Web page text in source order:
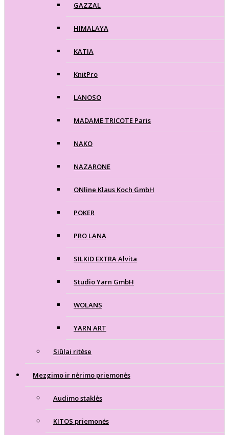
GAZZAL
HIMALAYA
KATIA
KnitPro
LANOSO
MADAME TRICOTE Paris
NAKO
NAZARONE
ONline Klaus Koch GmbH
POKER
PRO LANA
SILKID EXTRA Alvita
Studio Yarn GmbH
WOLANS
YARN ART
Siūlai ritėse
Mezgimo ir nėrimo priemonės
Audimo staklės
KITOS priemonės